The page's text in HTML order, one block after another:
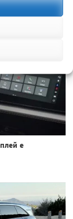
следваща
е